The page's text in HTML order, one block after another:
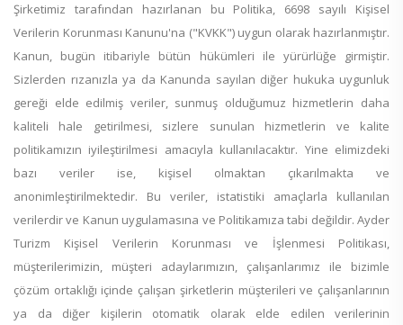
Şirketimiz tarafından hazırlanan bu Politika, 6698 sayılı Kişisel
Verilerin Korunması Kanunu'na ("KVKK") uygun olarak hazırlanmıştır.
Kanun, bugün itibariyle bütün hükümleri ile yürürlüğe girmiştir.
Sizlerden rızanızla ya da Kanunda sayılan diğer hukuka uygunluk
gereği elde edilmiş veriler, sunmuş olduğumuz hizmetlerin daha
kaliteli hale getirilmesi, sizlere sunulan hizmetlerin ve kalite
politikamızın iyileştirilmesi amacıyla kullanılacaktır. Yine elimizdeki
bazı veriler ise, kişisel olmaktan çıkarılmakta ve
anonimleştirilmektedir. Bu veriler, istatistiki amaçlarla kullanılan
verilerdir ve Kanun uygulamasına ve Politikamıza tabi değildir. Ayder
Turizm Kişisel Verilerin Korunması ve İşlenmesi Politikası,
müşterilerimizin, müşteri adaylarımızın, çalışanlarımız ile bizimle
çözüm ortaklığı içinde çalışan şirketlerin müşterileri ve çalışanlarının
ya da diğer kişilerin otomatik olarak elde edilen verilerinin